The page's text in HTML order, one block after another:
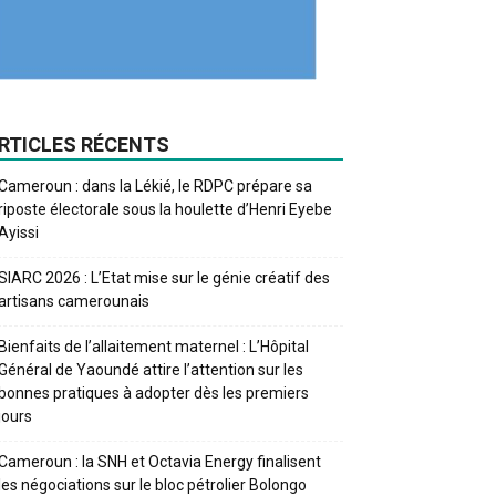
RÉCENTS
: dans la Lékié, le RDPC prépare sa
électorale sous la houlette d’Henri Eyebe
2026 : L’Etat mise sur le génie créatif des
camerounais
Bienfaits de l’allaitement maternel : L’Hôpital
de Yaoundé attire l’attention sur les
bonnes pratiques à adopter dès les premiers
: la SNH et Octavia Energy finalisent
les négociations sur le bloc pétrolier Bolongo